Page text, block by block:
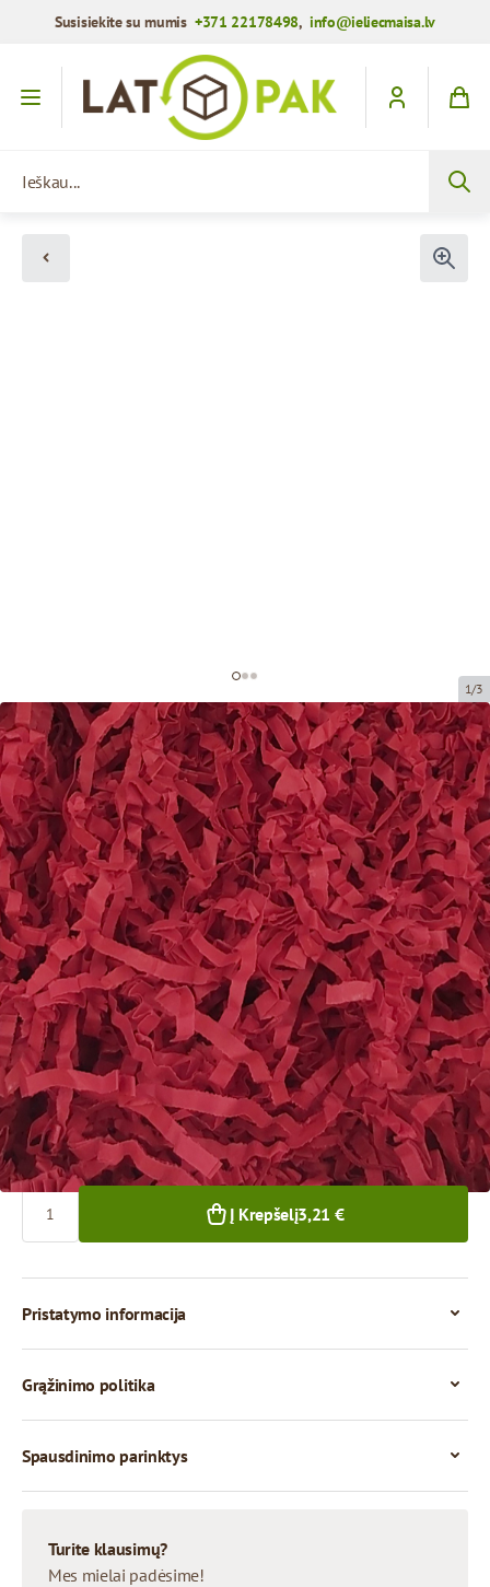
Susisiekite su mumis+371 22178498, info@ieliecmaisa.lv
1/3
Popieriaus drožlės dekoravimui
Prekės kodas:DS207
Dydis: 20 x 20 cm (150 grami)
Medžiaga:Popierius, 4 mm
Prekę galima atsiimti atsiėmimo punkte.
Kaina už 1 pakuotę
3,21 €
1+ pkg.
Kiekis
Į Krepšelį3,21 €
Pristatymo informacija
Grąžinimo politika
Spausdinimo parinktys
Turite klausimų?
Mes mielai padėsime!